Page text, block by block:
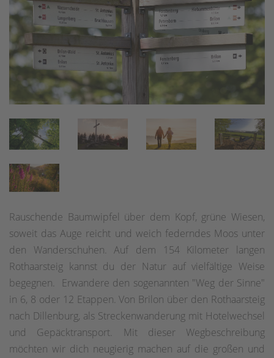
Rauschende Baumwipfel über dem Kopf, grüne Wiesen,
soweit das Auge reicht und weich federndes Moos unter
den Wanderschuhen. Auf dem 154 Kilometer langen
Rothaarsteig kannst du der Natur auf vielfältige Weise
begegnen. Erwandere den sogenannten "Weg der Sinne"
in 6, 8 oder 12 Etappen. Von Brilon über den Rothaarsteig
nach Dillenburg, als Streckenwanderung mit Hotelwechsel
und Gepäcktransport. Mit dieser Wegbeschreibung
möchten wir dich neugierig machen auf die großen und